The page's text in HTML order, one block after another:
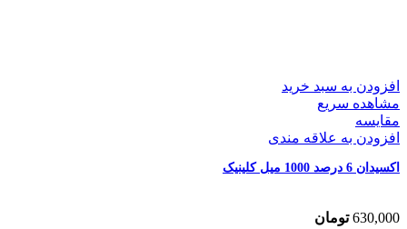
افزودن به سبد خرید
مشاهده سریع
مقایسه
افزودن به علاقه مندی
اکسیدان 6 درصد 1000 میل کلینیک
630,000 تومان